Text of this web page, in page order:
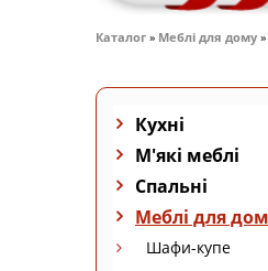
Каталог » Меблі для дому »
Кухні
М'які меблі
Спальні
Меблі для
Шафи-купе